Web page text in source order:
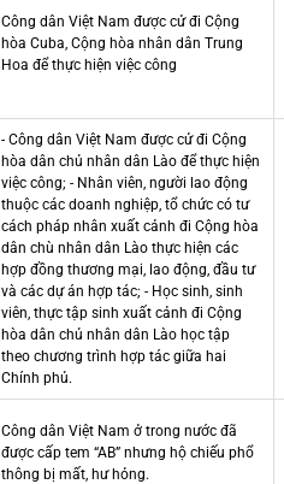
Công dân Việt Nam được cử đi Cộng
hòa Cuba, Cộng hòa nhân dân Trung
Hoa để thực hiện việc công
- Công dân Việt Nam được cử đi Cộng
hòa dân chủ nhân dân Lào để thực hiện
việc công; - Nhân viên, người lao động
thuộc các doanh nghiệp, tổ chức có tư
cách pháp nhân xuất cảnh đi Cộng hòa
dân chù nhân dân Lào thực hiện các
hợp đồng thương mại, lao động, đầu tư
và các dự án hợp tác; - Học sinh, sinh
viên, thực tập sinh xuất cảnh đi Cộng
hòa dân chủ nhân dân Lào học tập
theo chương trình hợp tác giữa hai
Chính phủ.
Công dân Việt Nam ở trong nước đã
được cấp tem “AB” nhưng hộ chiếu phổ
thông bị mất, hư hỏng.